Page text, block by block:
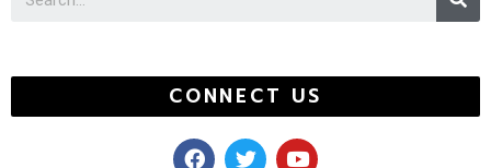
CONNECT US
F T Y